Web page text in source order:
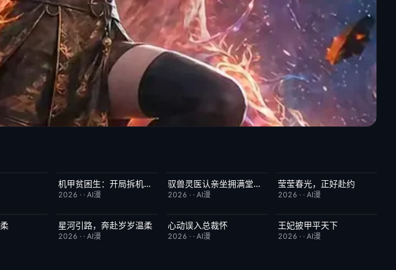
完结 1.0机甲贫困生：开局拆机甲梭哈成神
2026 · · AI漫
完结 1.0驭兽灵医认亲坐拥满堂偏爱
2026 · ·AI漫
完结
莹莹春光，正好赴约
2026 · · AI漫
完结 9.0
星河引路，奔赴岁岁温柔
2026 · · AI漫
完结
心动误入总裁怀
2026 · ·AI漫
完结
王妃披甲平天下
2026 · · AI漫